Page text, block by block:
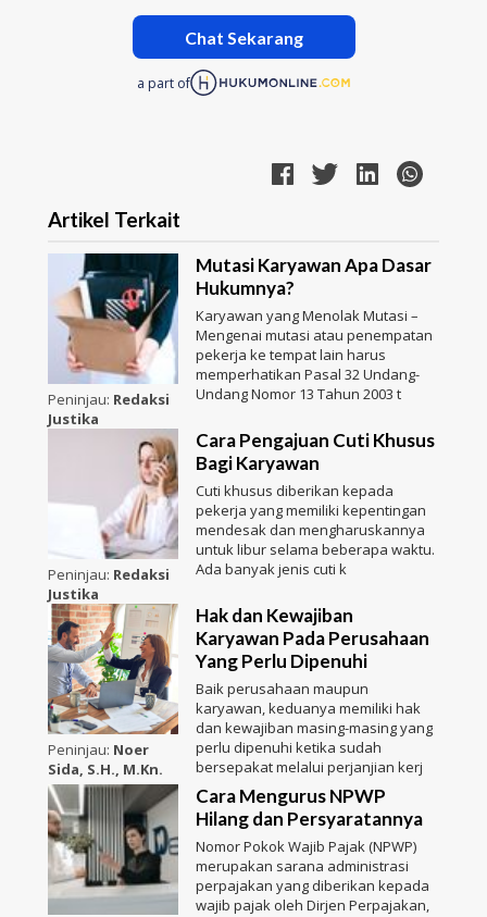
Chat Sekarang
a part of
Artikel Terkait
Peninjau: Redaksi
Justika
Mutasi Karyawan Apa Dasar
Hukumnya?
Karyawan yang Menolak Mutasi –
Mengenai mutasi atau penempatan
pekerja ke tempat lain harus
memperhatikan Pasal 32 Undang-
Undang Nomor 13 Tahun 2003 t
Peninjau: Redaksi
Justika
Cara Pengajuan Cuti Khusus
Bagi Karyawan
Cuti khusus diberikan kepada
pekerja yang memiliki kepentingan
mendesak dan mengharuskannya
untuk libur selama beberapa waktu.
Ada banyak jenis cuti k
Peninjau: Noer
Sida, S.H., M.Kn.
Hak dan Kewajiban
Karyawan Pada Perusahaan
Yang Perlu Dipenuhi
Baik perusahaan maupun
karyawan, keduanya memiliki hak
dan kewajiban masing-masing yang
perlu dipenuhi ketika sudah
bersepakat melalui perjanjian kerj
Cara Mengurus NPWP
Hilang dan Persyaratannya
Nomor Pokok Wajib Pajak (NPWP)
merupakan sarana administrasi
perpajakan yang diberikan kepada
wajib pajak oleh Dirjen Perpajakan,